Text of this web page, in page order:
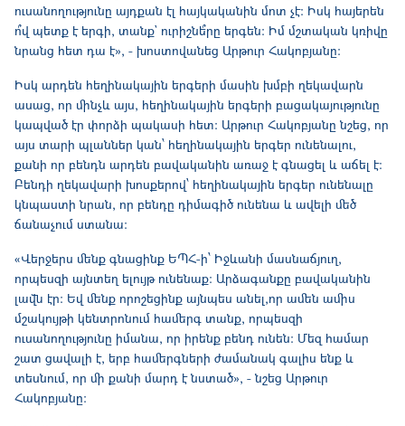
ուսանողությունը այդքան էլ հայկականին մոտ չէ։ Իսկ հայերեն
ո՞վ պետք է երգի, տանք` ուրիշնե՞րը երգեն։ Իմ մշտական կռիվը
նրանց հետ դա է», - խոստովանեց Արթուր Հակոբյանը։
Իսկ արդեն հեղինակային երգերի մասին խմբի ղեկավարն
ասաց, որ մինչև այս, հեղինակային երգերի բացակայությունը
կապված էր փորձի պակասի հետ։ Արթուր Հակոբյանը նշեց, որ
այս տարի պլաններ կան՝ հեղինակային երգեր ունենալու,
քանի որ բենդն արդեն բավականին առաջ է գնացել և աճել է։
Բենդի ղեկավարի խոսքերով՝ հեղինակային երգեր ունենալը
կնպաստի նրան, որ բենդը դիմագիծ ունենա և ավելի մեծ
ճանաչում ստանա։
«Վերջերս մենք գնացինք ԵՊՀ-ի՝ Իջևանի մասնաճյուղ,
որպեսզի այնտեղ ելույթ ունենաք։ Արձագանքը բավականին
լավն էր։ Եվ մենք որոշեցինք այնպես անել,որ ամեն ամիս
մշակույթի կենտրոնում համերգ տանք, որպեսզի
ուսանողությունը իմանա, որ իրենք բենդ ունեն։ Մեզ համար
շատ ցավալի է, երբ համերգների ժամանակ գալիս ենք և
տեսնում, որ մի քանի մարդ է նստած», - նշեց Արթուր
Հակոբյանը։